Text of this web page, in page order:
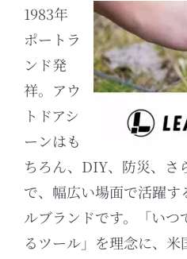
1983年
ポートラ
ンド発
祥。アウ
トドアシ
ーンはも
ちろん、DIY、防災、さ
で、幅広い場面で活躍す
ルブランドです。
「い
るツール」を理念に、